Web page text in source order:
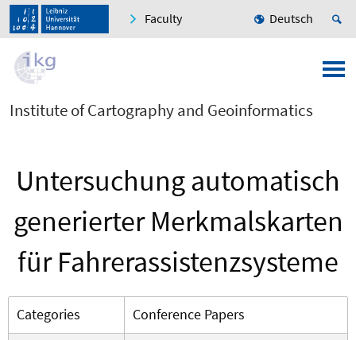
Faculty Deutsch
Institute of Cartography and Geoinformatics
Untersuchung automatisch
generierter Merkmalskarten
für Fahrerassistenzsysteme
Categories
Conference Papers